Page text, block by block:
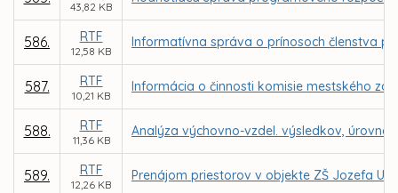
43,82 KB
586. RTF
12,58 KB
Informatívna správa o prínosoch členstva
587. RTF
10,21 KB
Informácia o činnosti komisie mestského
588. RTF
11,36 KB
Analýza výchovno-vzdel. výsledkov, úrovne
589. RTF
12,26 KB
Prenájom priestorov v objekte ZŠ Jozefa